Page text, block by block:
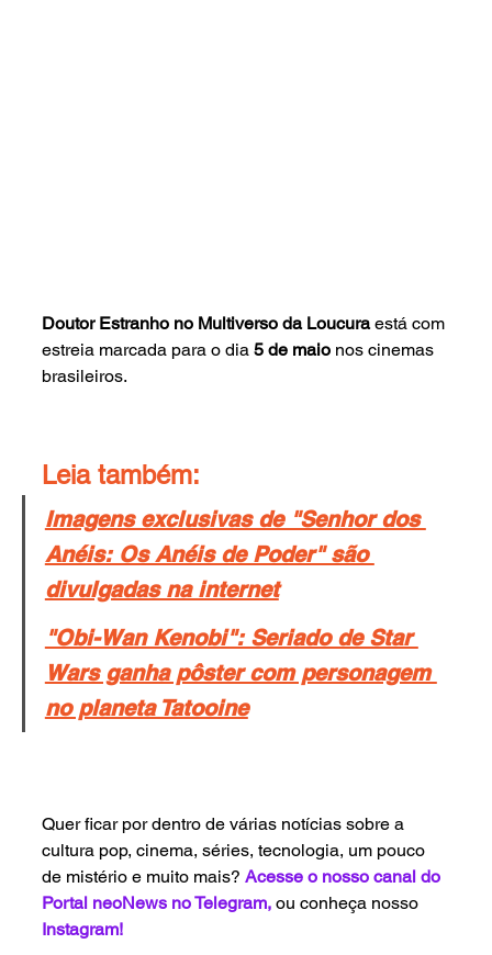
Doutor Estranho no Multiverso da Loucura está com
estreia marcada para o dia 5 de maio nos cinemas
brasileiros.
Leia também:
Imagens exclusivas de "Senhor dos
Anéis: Os Anéis de Poder" são
divulgadas na internet
"Obi-Wan Kenobi": Seriado de Star
Wars ganha pôster com personagem
no planeta Tatooine
Quer ficar por dentro de várias notícias sobre a
cultura pop, cinema, séries, tecnologia, um pouco
de mistério e muito mais? Acesse o nosso canal do
Portal neoNews no Telegram, ou conheça nosso
Instagram!